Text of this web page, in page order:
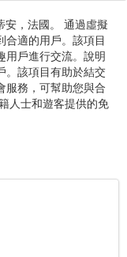
安，法國。 通過虛擬
合適的用戶。該項目
用戶進行交流。說明
。該項目有助於結交
服務，可幫助您與合
人士和遊客提供的免